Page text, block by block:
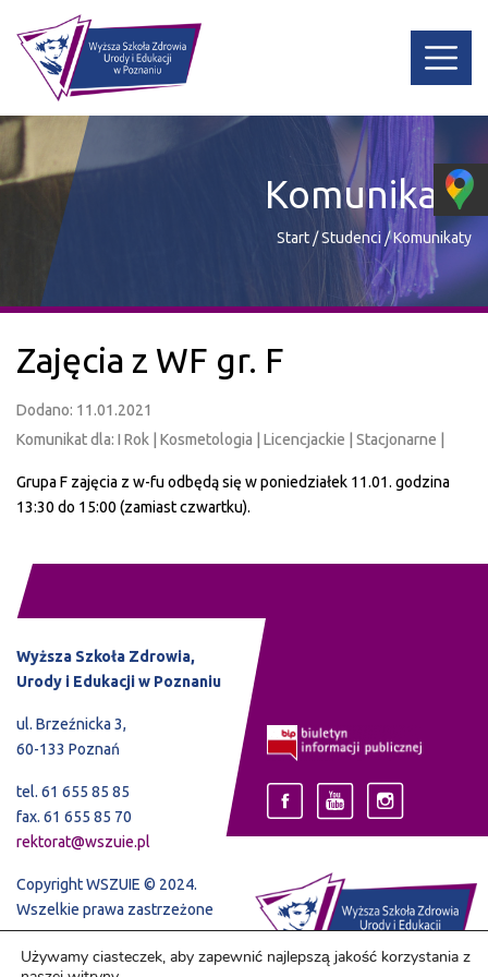
Komunikaty
Start/Studenci /Komunikaty
Zajęcia z WF gr. F
Dodano: 11.01.2021
Komunikat dla: I Rok | Kosmetologia | Licencjackie | Stacjonarne |
Grupa F zajęcia z w-fu odbędą się w poniedziałek 11.01. godzina
13:30 do 15:00 (zamiast czwartku).
Wyższa Szkoła Zdrowia,
Urody i Edukacji w Poznaniu
ul. Brzeźnicka 3,
60-133 Poznań
tel. 61 655 85 85
fax. 61 655 85 70
rektorat@wszuie.pl
Copyright WSZUIE © 2024.
Wszelkie prawa zastrzeżone
Używamy ciasteczek, aby zapewnić najlepszą jakość korzystania z